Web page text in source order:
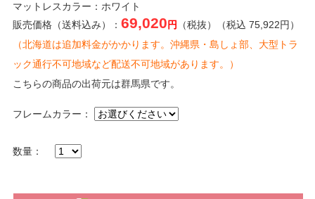
マットレスカラー：ホワイト
販売価格（送料込み）：69,020 円
（税抜）（税込 75,922円）
（北海道は追加料金がかかります。沖縄県・島しょ部、大型トラ
ック通行不可地域など配送不可地域があります。）
こちらの商品の出荷元は群馬県です。
フレームカラー：
数量：